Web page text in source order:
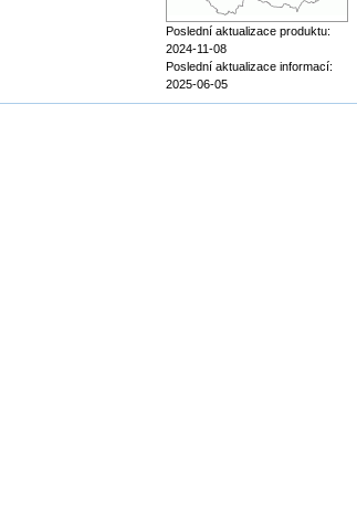
Poslední aktualizace produktu:
2024-11-08
Poslední aktualizace informací:
2025-06-05